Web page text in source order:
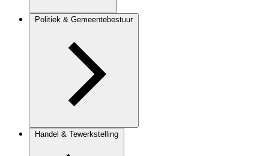
Politiek & Gemeentebestuur
Handel & Tewerkstelling